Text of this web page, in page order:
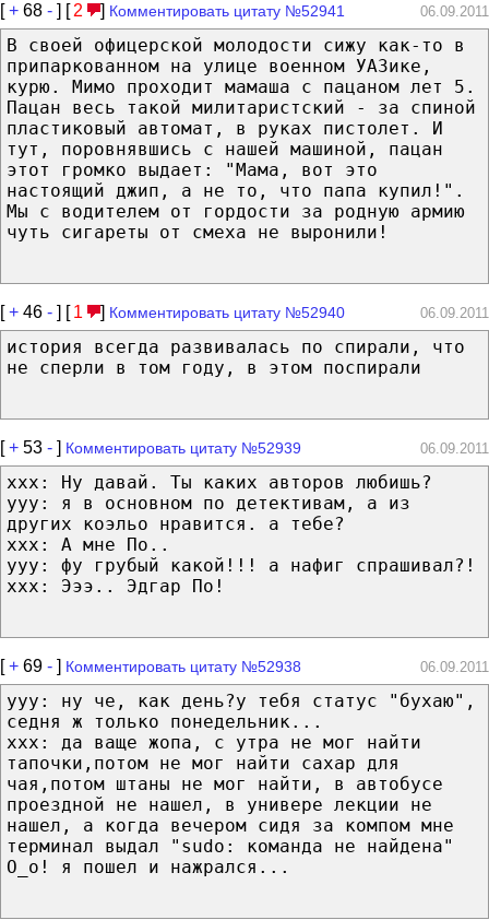
[+ 68 - ] [ 2 ] Комментировать цитату №52941 06.09.2011
В своей офицерской молодости сижу как-то в
припаркованном на улице военном УАЗике,
курю. Мимо проходит мамаша с пацаном лет 5.
Пацан весь такой милитаристский - за спиной
пластиковый автомат, в руках пистолет. И
тут, поровнявшись с нашей машиной, пацан
этот громко выдает: "Мама, вот это
настоящий джип, а не то, что папа купил!".
Мы с водителем от гордости за родную армию
чуть сигареты от смеха не выронили!
[+ 46 - ] [ 1 ] Комментировать цитату №52940 06.09.2011
история всегда развивалась по спирали, что
не сперли в том году, в этом поспирали
[+ 53 - ] Комментировать цитату №52939 06.09.2011
xxx: Ну давай. Ты каких авторов любишь?
yyy: я в основном по детективам, а из
других коэльо нравится. а тебе?
xxx: А мне По..
yyy: фу грубый какой!!! а нафиг спрашивал?!
xxx: Эээ.. Эдгар По!
[+ 69 - ] Комментировать цитату №52938 06.09.2011
ууу: ну че, как день?у тебя статус "бухаю",
седня ж только понедельник...
ххх: да ваще жопа, с утра не мог найти
тапочки,потом не мог найти сахар для
чая,потом штаны не мог найти, в автобусе
проездной не нашел, в универе лекции не
нашел, а когда вечером сидя за компом мне
терминал выдал "sudo: команда не найдена"
О_о! я пошел и нажрался...